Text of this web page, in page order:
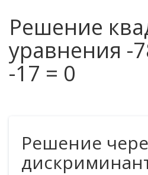
Решение
уравнения -
-17 = 0
Решение